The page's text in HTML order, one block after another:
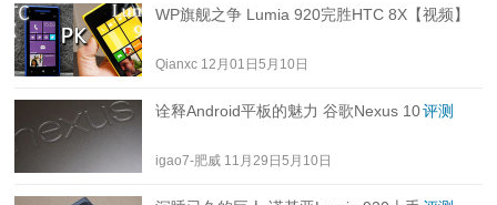
WP旗舰之争 Lumia 920完胜HTC 8X【视频】
Qianxc 12月01日5月10日
诠释Android平板的魅力 谷歌Nexus 10评测
igao7-肥威 11月29日5月10日